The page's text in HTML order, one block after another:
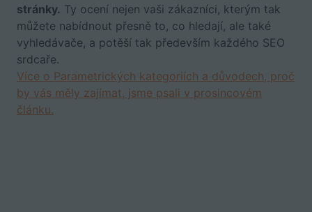
stránky. Ty ocení nejen vaši zákazníci, kterým tak
můžete nabídnout přesně to, co hledají, ale také
vyhledávače, a potěší tak především každého SEO
srdcaře.
Více o Parametrických kategoriích a důvodech, proč
by vás měly zajímat, jsme psali v prosincovém
článku.